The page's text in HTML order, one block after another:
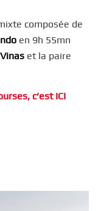
composée de
en 9h 55mn
et la paire
c’est ICI